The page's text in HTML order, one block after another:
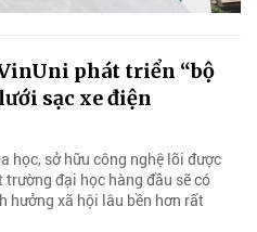
phát triển “bộ
sạc xe điện
học, sở hữu công nghệ lõi được
đại học hàng đầu sẽ có
hưởng xã hội lâu bền hơn rất